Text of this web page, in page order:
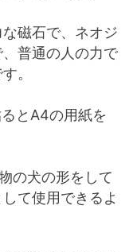
磁石で、ネオジ
普通の人の力で
。
とA4の用紙を
の犬の形をして
て使用できるよ